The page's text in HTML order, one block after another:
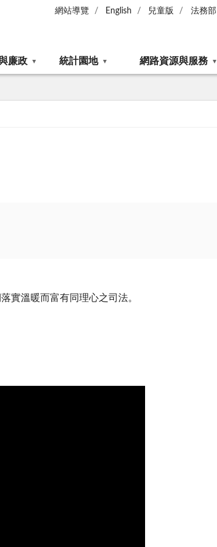
網站導覽 English 兒童版 法務部
廉政 統計園地 網路資源與服務
實溫暖而富有同理心之司法。